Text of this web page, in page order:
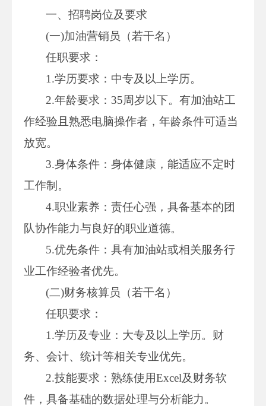
一、招聘岗位及要求
(一)加油营销员（若干名）
任职要求：
1.学历要求：中专及以上学历。
2.年龄要求：35周岁以下。有加油站工
作经验且熟悉电脑操作者，年龄条件可适当
放宽。
3.身体条件：身体健康，能适应不定时
工作制。
4.职业素养：责任心强，具备基本的团
队协作能力与良好的职业道德。
5.优先条件：具有加油站或相关服务行
业工作经验者优先。
(二)财务核算员（若干名）
任职要求：
1.学历及专业：大专及以上学历。财
务、会计、统计等相关专业优先。
2.技能要求：熟练使用Excel及财务软
件，具备基础的数据处理与分析能力。